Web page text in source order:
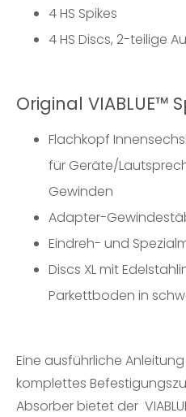
4 HS Spikes
4 HS Discs, 2-teilige
Original VIABLUE™
Flachkopf
für Geräte/
Gewinden
Adapter-
Eindreh- und
Discs XL mit
Parkettboden in
Eine ausführliche
komplettes
Absorber bietet der